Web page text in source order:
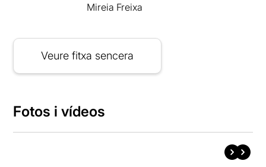
Mireia Freixa
Veure fitxa sencera
Fotos i vídeos